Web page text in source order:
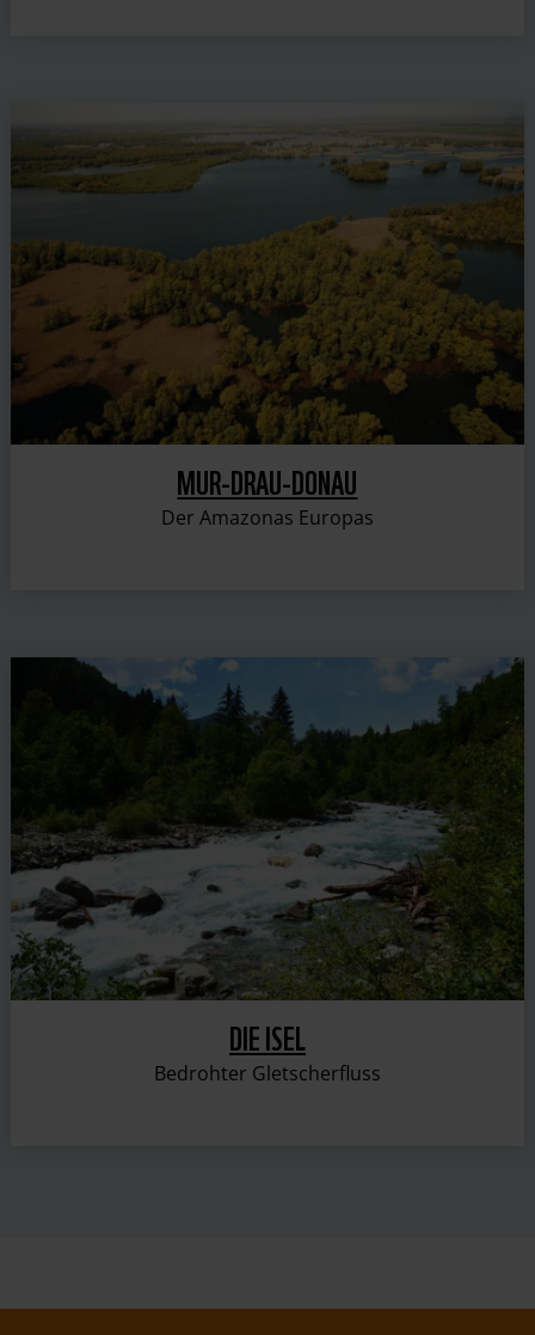
MUR-DRAU-DONAU
Der Amazonas Europas
DIE ISEL
Bedrohter Gletscherfluss